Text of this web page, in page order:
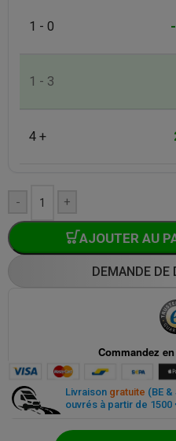
1 - 0
1 - 3
4 +
- +
AJOUTER AU
DEMANDE DE
Paiement sécurisé
Livraison gratuite (BE
ouvrés à partir de 1500